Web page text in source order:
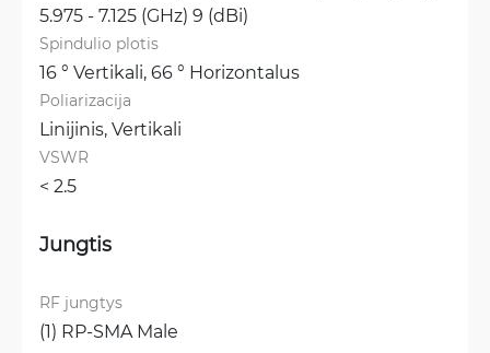
5.975 - 7.125 (GHz) 9 (dBi)
Spindulio plotis
16 ° Vertikali, 66 ° Horizontalus
Poliarizacija
Linijinis, Vertikali
VSWR
< 2.5
Jungtis
RF jungtys
(1) RP-SMA Male